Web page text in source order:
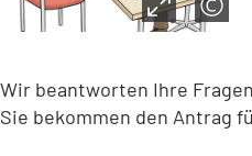
Wir beantworten Ihre
Sie bekommen den Antrag